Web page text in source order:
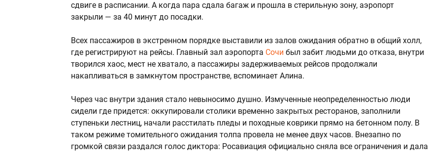
сдвиге в расписании. А когда пара сдала багаж и прошла в стерильную зону, аэропорт
закрыли — за 40 минут до посадки.
Всех пассажиров в экстренном порядке выставили из залов ожидания обратно в общий холл,
где регистрируют на рейсы. Главный зал аэропорта Сочи был забит людьми до отказа, внутри
творился хаос, мест не хватало, а пассажиры задерживаемых рейсов продолжали
накапливаться в замкнутом пространстве, вспоминает Алина.
Через час внутри здания стало невыносимо душно. Измученные неопределенностью люди
сидели где придется: оккупировали столики временно закрытых ресторанов, заполнили
ступеньки лестниц, начали расстилать пледы и походные коврики прямо на бетонном полу. В
таком режиме томительного ожидания толпа провела не менее двух часов. Внезапно по
громкой связи раздался голос диктора: Росавиация официально сняла все ограничения и дала